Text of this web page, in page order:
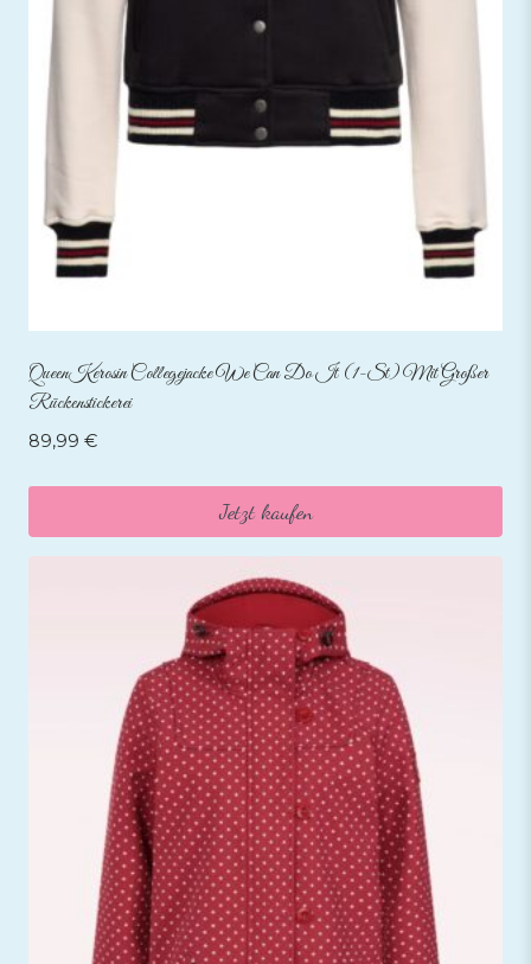
QueenKerosin Collegejacke We Can Do It (1-St) Mit Großer
Rückenstickerei
89,99 €
Jetzt kaufen